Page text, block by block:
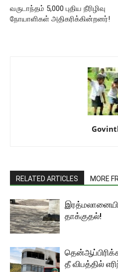
வருடாந்தம் 5,000 புதிய நீரிழிவு
நோயாளிகள் அதிகரிக்கின்றனர்!
RELATED ARTICLES MORE
தாக்குதல்!
தீ விபத்தில்